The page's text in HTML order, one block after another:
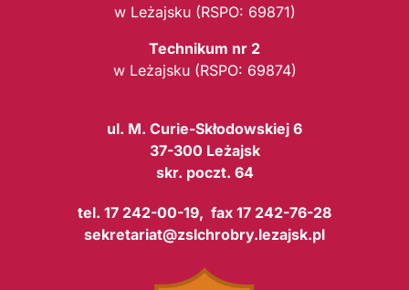
w Leżajsku (RSPO: 69871)
Technikum nr 2
w Leżajsku (RSPO: 69874)
ul. M. Curie-Skłodowskiej 6
37-300 Leżajsk
skr. poczt. 64
tel. 17 242-00-19, fax 17 242-76-28
sekretariat@zslchrobry.lezajsk.pl